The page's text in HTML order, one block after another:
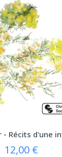
Récits d'une
12,00 €